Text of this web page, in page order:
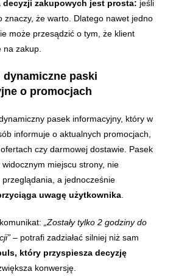
decyzji zakupowych jest prosta: jeśli
znaczy, że warto. Dlatego nawet jedno
może przesądzić o tym, że klient
na zakup.
dynamiczne paski
o promocjach
pasek informacyjny, który w
informuje o aktualnych promocjach,
czy darmowej dostawie. Pasek
widocznym miejscu strony, nie
przeglądania, a jednocześnie
uwagę użytkownika
„Zostały tylko 2 godziny do
– potrafi zadziałać silniej niż sam
który przyspiesza decyzję
konwersję.